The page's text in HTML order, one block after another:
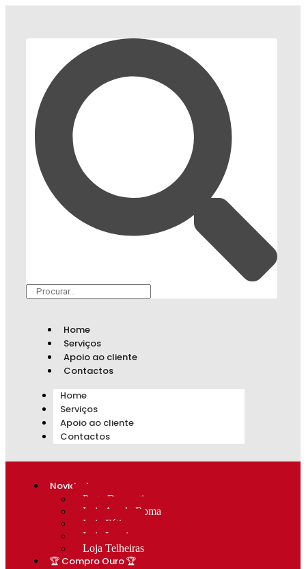
Home
Serviços
Apoio ao cliente
Contactos
Home
Serviços
Apoio ao cliente
Contactos
Novidades
Prata Decorativa
Loja Av. de Roma
Loja Fátima
Loja Lumiar
Loja Telheiras
🏆 Compro Ouro 🏆